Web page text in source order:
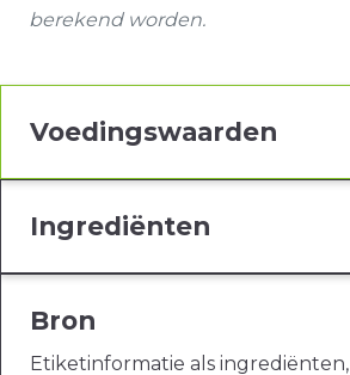
berekend worden.
Voedingswaarden
Ingrediënten
Bron
Etiketinformatie als ingrediënten,